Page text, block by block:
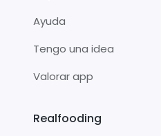
Ayuda
Tengo una idea
Valorar app
Realfooding